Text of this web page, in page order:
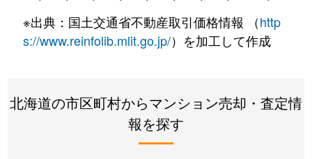
北２４条東
3,000万円 元町(札幌)
北２６条東
2,000万円 元町(札幌)
2,200万円
※出典：国土交通省不動産取引価格情報 （http
s://www.reinfolib.mlit.go.jp/）を加工して作成
北海道の市区町村からマンション売却・査定情
報を探す